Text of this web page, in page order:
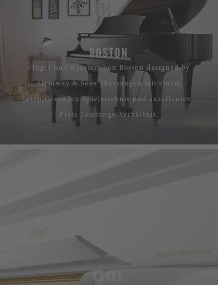
BOSTON
Flügel und Klaviere von Boston designed by
Steinway & Sonsüberzeugen mit einem
inspirierenden Spielerlebnis und exzellenten
Preis-Leistungs-Verhältnis.
ESSEX